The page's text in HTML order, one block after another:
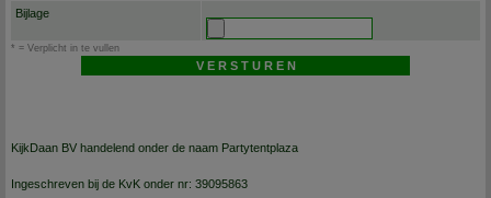
Bijlage
* = Verplicht in te vullen
KijkDaan BV handelend onder de naam Partytentplaza
Ingeschreven bij de KvK onder nr: 39095863